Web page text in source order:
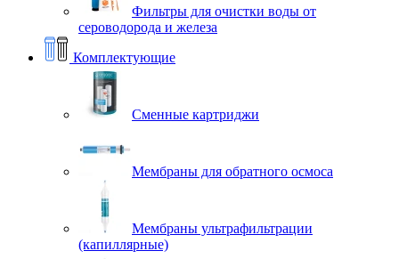
Фильтры для очистки воды от
сероводорода и железа
Комплектующие
Сменные картриджи
Мембраны для обратного осмоса
Мембраны ультрафильтрации
(капиллярные)